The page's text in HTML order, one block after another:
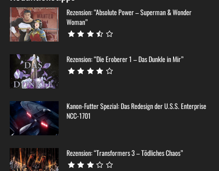
Rezension: “Absolute Power – Superman & Wonder
Woman”
Rezension: “Die Eroberer 1 – Das Dunkle in Mir”
Kanon-Futter Spezial: Das Redesign der U.S.S. Enterprise
NCC-1701
Rezension: “Transformers 3 – Tödliches Chaos”